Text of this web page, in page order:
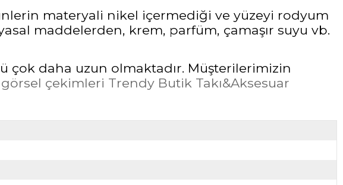
materyali nikel içermediği ve yüzeyi rodyum
maddelerden, krem, parfüm, çamaşır suyu vb.
daha uzun olmaktadır. Müşterilerimizin
çekimleri Trendy Butik Takı&Aksesuar